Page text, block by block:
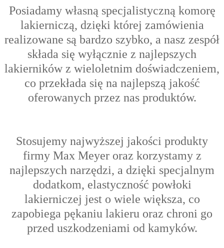
Posiadamy własną specjalistyczną komorę
lakierniczą, dzięki której zamówienia
realizowane są bardzo szybko, a nasz zespół
składa się wyłącznie z najlepszych
lakierników z wieloletnim doświadczeniem,
co przekłada się na najlepszą jakość
oferowanych przez nas produktów.
Stosujemy najwyższej jakości produkty
firmy Max Meyer oraz korzystamy z
najlepszych narzędzi, a dzięki specjalnym
dodatkom, elastyczność powłoki
lakierniczej jest o wiele większa, co
zapobiega pękaniu lakieru oraz chroni go
przed uszkodzeniami od kamyków.